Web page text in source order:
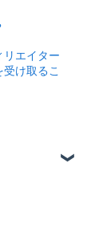
リエイター
け取るこ